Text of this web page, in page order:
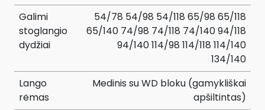
Galimi
stoglangio
dydžiai
54/78 54/98 54/118 65/98 65/118
65/140 74/98 74/118 74/140 94/118
94/140 114/98 114/118 114/140
134/140
Lango
rėmas
Medinis su WD bloku (gamykliškai
apšiltintas)